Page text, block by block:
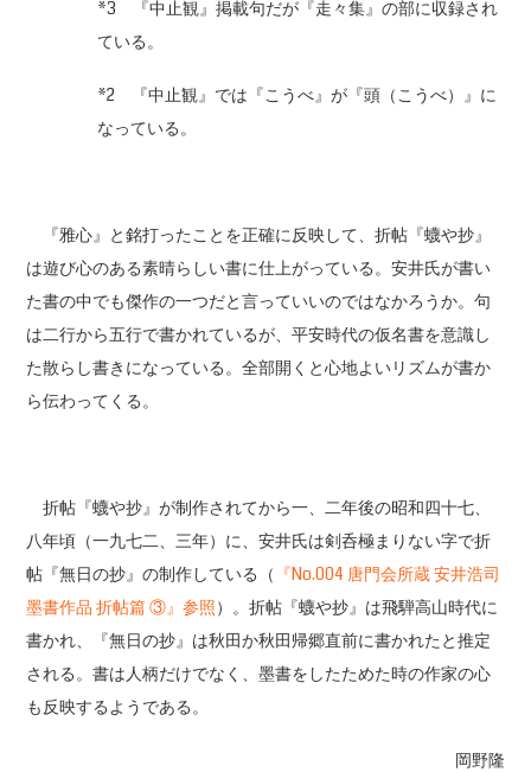
*3 『中止観』掲載句だが『走々集』の部に収録され
ている。
*2 『中止観』では『こうべ』が『頭（こうべ）』に
なっている。
『雅心』と銘打ったことを正確に反映して、折帖『蠛や抄』
は遊び心のある素晴らしい書に仕上がっている。安井氏が書い
た書の中でも傑作の一つだと言っていいのではなかろうか。句
は二行から五行で書かれているが、平安時代の仮名書を意識し
た散らし書きになっている。全部開くと心地よいリズムが書か
ら伝わってくる。
折帖『蠛や抄』が制作されてから一、二年後の昭和四十七、
八年頃（一九七二、三年）に、安井氏は剣呑極まりない字で折
帖『無日の抄』の制作している（ 『No.004 唐門会所蔵 安井浩司
墨書作品 折帖篇 ③』参照）。折帖『蠛や抄』は飛騨高山時代に
書かれ、『無日の抄』は秋田か秋田帰郷直前に書かれたと推定
される。書は人柄だけでなく、墨書をしたためた時の作家の心
も反映するようである。
岡野隆